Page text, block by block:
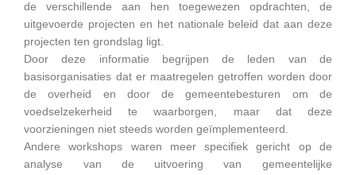
de verschillende aan hen toegewezen opdrachten, de
uitgevoerde projecten en het nationale beleid dat aan deze
projecten ten grondslag ligt.
Door deze informatie begrijpen de leden van de
basisorganisaties dat er maatregelen getroffen worden door
de overheid en door de gemeentebesturen om de
voedselzekerheid te waarborgen, maar dat deze
voorzieningen niet steeds worden geïmplementeerd.
Andere workshops waren meer specifiek gericht op de
analyse van de uitvoering van gemeentelijke